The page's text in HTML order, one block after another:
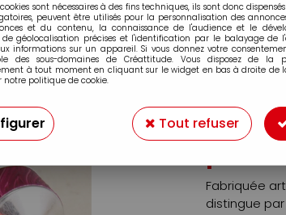
Huile
Dès
Huile
Fabriquée
distingue
sont nécessaires à des fins techniques, ils sont donc
peuvent être utilisés pour la personnalisation des
et du contenu, la connaissance de l'audience et le
de géolocalisation précises et l'identification par le balayage de
informations sur un appareil. Si vous donnez votre
des sous-domaines de Créattitude. Vous disposez de la
à tout moment en cliquant sur le widget en bas à droite de
notre politique de cookie.
Tout refuser